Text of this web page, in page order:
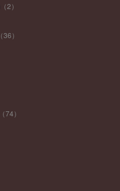
（2）
（36）
（74）